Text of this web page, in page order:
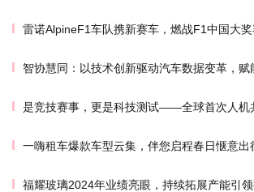
雷诺AlpineF1车队携新赛车，燃战F1中国大
智协慧同：以技术创新驱动汽车数据变革，赋
是竞技赛事，更是科技测试——全球首次人机
一嗨租车爆款车型云集，伴您启程春日惬意出
福耀玻璃2024年业绩亮眼，持续拓展产能引